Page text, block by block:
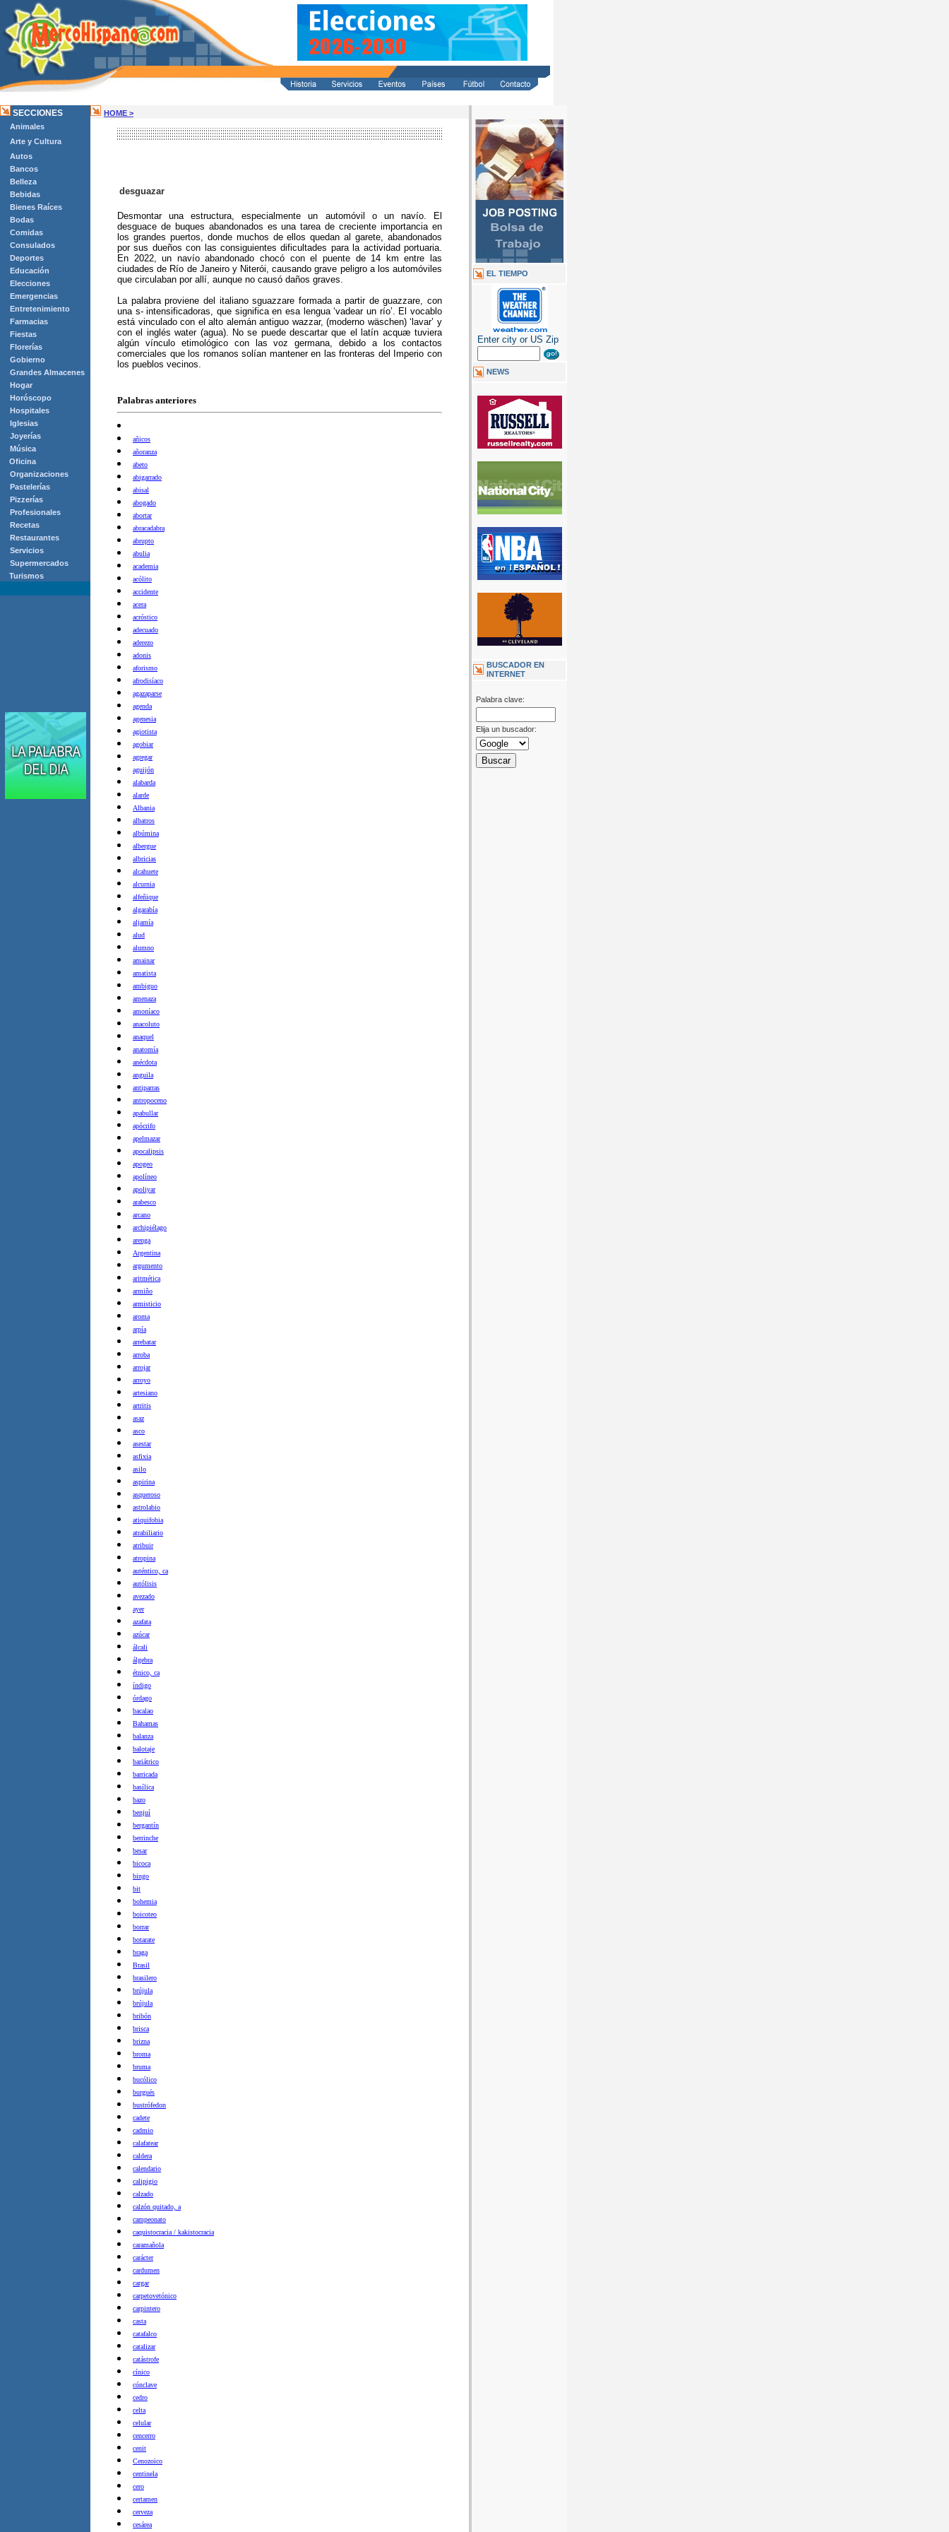
SECCIONES
Animales
Arte y Cultura
Autos
Bancos
Belleza
Bebidas
Bienes Raíces
Bodas
Comidas
Consulados
Deportes
Educación
Elecciones
Emergencias
Entretenimiento
Farmacias
Fiestas
Florerías
Gobierno
Grandes Almacenes
Hogar
Horóscopo
Hospitales
Iglesias
Joyerías
Música
Oficina
Organizaciones
Pastelerías
Pizzerías
Profesionales
Recetas
Restaurantes
Servicios
Supermercados
Turismos
HOME >
desguazar
Desmontar una estructura, especialmente un automóvil o un navío. El
desguace de buques abandonados es una tarea de creciente importancia en
los grandes puertos, donde muchos de ellos quedan al garete, abandonados
por sus dueños con las consiguientes dificultades para la actividad portuaria.
En 2022, un navío abandonado chocó con el puente de 14 km entre las
ciudades de Río de Janeiro y Niterói, causando grave peligro a los automóviles
que circulaban por allí, aunque no causó daños graves.
La palabra proviene del italiano sguazzare formada a partir de guazzare, con
una s- intensificadoras, que significa en esa lengua ‘vadear un río’. El vocablo
está vinculado con el alto alemán antiguo wazzar, (moderno wäschen) ‘lavar’ y
con el inglés water (agua). No se puede descartar que el latín acquæ tuviera
algún vínculo etimológico con las voz germana, debido a los contactos
comerciales que los romanos solían mantener en las fronteras del Imperio con
los pueblos vecinos.
Palabras anteriores
añicos
añoranza
abeto
abigarrado
abisal
abogado
abortar
abracadabra
abrupto
abulia
academia
acólito
accidente
acera
acróstico
adecuado
aderezo
adonis
aforismo
afrodisíaco
agazaparse
agenda
agenesia
agiotista
agobiar
agregar
aguijón
alabarda
alarde
Albania
albatros
albúmina
albergue
albricias
alcahuete
alcurnia
alfeñique
algarabía
aljamía
alud
alumno
amainar
amatista
ambiguo
amenaza
amoníaco
anacoluto
anaquel
anatomía
anécdota
anguila
antiparras
antropoceno
apabullar
apócrifo
apelmazar
apocalipsis
apogeo
apolíneo
apoliyar
arabesco
arcano
archipiélago
arenga
Argentina
argumento
aritmética
armiño
armisticio
aroma
arpía
arrebatar
arroba
arrojar
arroyo
artesiano
artritis
asaz
asco
asestar
asfixia
asilo
aspirina
asqueroso
astrolabio
atiquifobia
atrabiliario
atribuir
atropina
auténtico, ca
autólisis
avezado
ayer
azafata
azúcar
álcali
álgebra
étnico, ca
índigo
órdago
bacalao
Bahamas
balanza
balotaje
bariátrico
barricada
basílica
bazo
benjuí
bergantín
berrinche
besar
bicoca
bingo
bit
bohemia
boicoteo
borrar
botarate
braga
Brasil
brasilero
brújula
brújula
bribón
brisca
brizna
broma
bruma
bucólico
burgués
bustrófedon
cadete
cadmio
calafatear
caldera
calendario
calipigio
calzado
calzón quitado, a
campeonato
caquistocracia / kakistocracia
caramañola
carácter
cardumen
cargar
carpetovetónico
carpintero
casta
catafalco
catalizar
catástrofe
cínico
cónclave
cedro
celta
celular
cencerro
cenit
Cenozoico
centinela
cero
certamen
cerveza
cesárea
EL TIEMPO
Enter city or US Zip
NEWS
BUSCADOR EN
INTERNET
Palabra clave:
Elija un buscador: